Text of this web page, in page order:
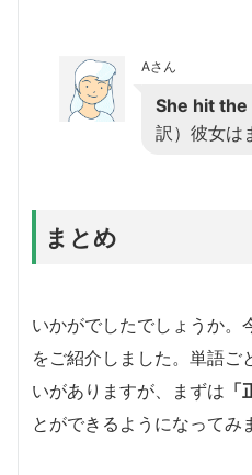
Aさん
She hit
訳）彼女は
まとめ
いかがでしたでしょうか。
をご紹介しました。単語ご
いがありますが、まずは 「
とができるようになってみ